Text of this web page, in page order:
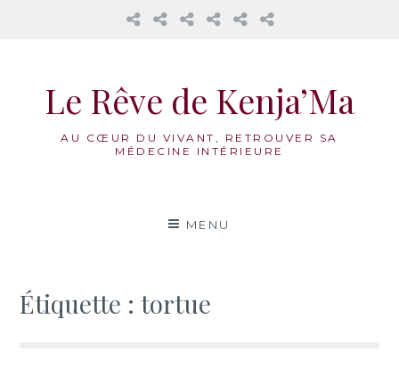
𝔸𝕦
𝕃𝕦𝕟𝕖𝕤
Mama
La Honorer
NosRéflexions
Le Rêve de Kenja’Ma
AU CŒUR DU VIVANT, RETROUVER SA
MÉDECINE INTÉRIEURE
MENU
Étiquette :tortue